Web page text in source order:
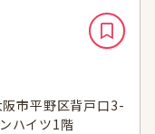
市平野区背戸口3-
ハイツ1階